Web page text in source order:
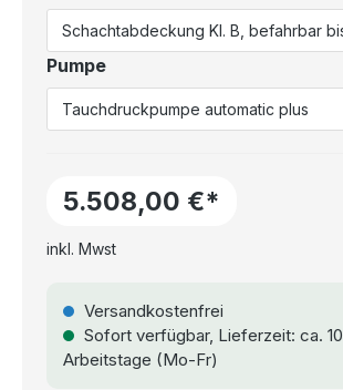
Pumpe
5.508,00 €*
inkl. Mwst
Versandkostenfrei
Sofort verfügbar, Lieferzeit: ca. 10
Arbeitstage (Mo-Fr)